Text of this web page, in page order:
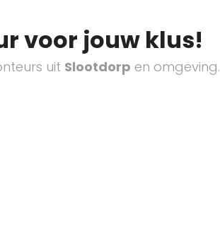
voor jouw klus!
uit Slootdorp en omgeving.